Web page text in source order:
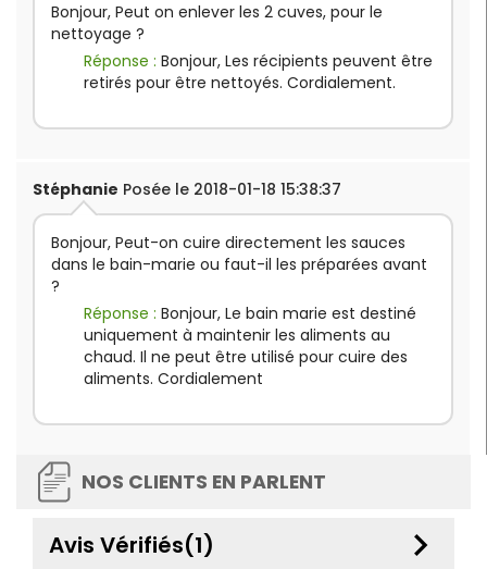
Bonjour, Peut on enlever les 2 cuves, pour le
nettoyage ?
Réponse : Bonjour, Les récipients peuvent être
retirés pour être nettoyés. Cordialement.
Stéphanie Posée le 2018-01-18 15:38:37
Bonjour, Peut-on cuire directement les sauces
dans le bain-marie ou faut-il les préparées avant
?
Réponse : Bonjour, Le bain marie est destiné
uniquement à maintenir les aliments au
chaud. Il ne peut être utilisé pour cuire des
aliments. Cordialement
NOS CLIENTS EN PARLENT
Avis Vérifiés(1) keyboard_arrow_down